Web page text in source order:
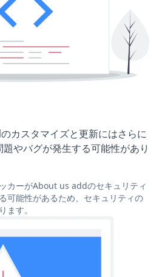
カスタマイズと更新にはさらに
やバグが発生する可能性があり
カーがAbout us addのセキュリティ
可能性があるため、セキュリティの
ます。